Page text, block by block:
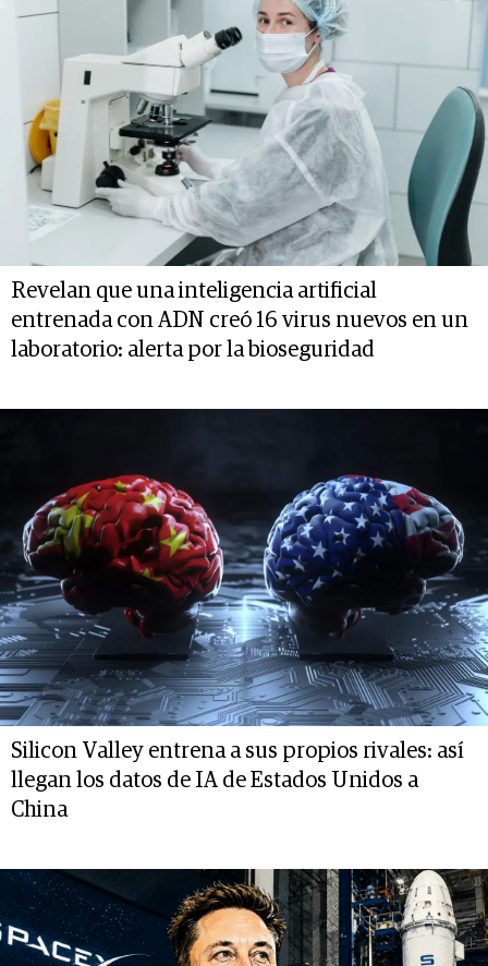
Revelan que una inteligencia artificial
entrenada con ADN creó 16 virus nuevos en un
laboratorio: alerta por la bioseguridad
Silicon Valley entrena a sus propios rivales: así
llegan los datos de IA de Estados Unidos a
China